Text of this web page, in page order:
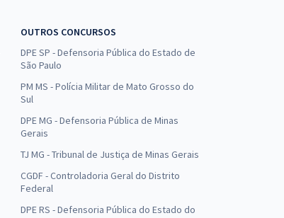
OUTROS CONCURSOS
DPE SP - Defensoria Pública do Estado de
São Paulo
PM MS - Polícia Militar de Mato Grosso do
Sul
DPE MG - Defensoria Pública de Minas
Gerais
TJ MG - Tribunal de Justiça de Minas Gerais
CGDF - Controladoria Geral do Distrito
Federal
DPE RS - Defensoria Pública do Estado do